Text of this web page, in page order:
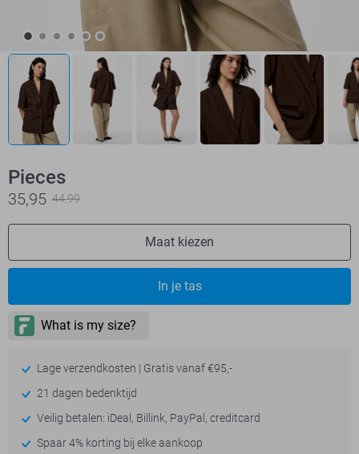
Pieces
35,95 44,99
Maat kiezen
In je tas
Lage verzendkosten | Gratis vanaf €95,-
21 dagen bedenktijd
Veilig betalen: iDeal, Billink, PayPal, creditcard
Spaar 4% korting bij elke aankoop